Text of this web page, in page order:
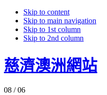
Skip to content
Skip to main navigation
Skip to 1st column
Skip to 2nd column
慈濟澳洲網站
08 / 06